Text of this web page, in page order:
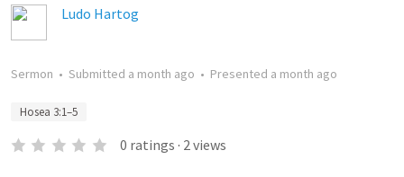
Ludo Hartog
Sermon • Submitted a month ago • Presented a month ago
Hosea 3:1–5
0 ratings · 2views